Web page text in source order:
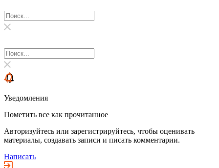
Уведомления
Пометить все как прочитанное
Авторизуйтесь или зарегистрируйтесь, чтобы оценивать
материалы, создавать записи и писать комментарии.
Написать